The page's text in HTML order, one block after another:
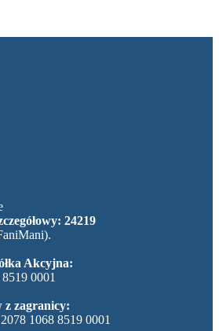
24219
Akcyjna:
0001
z zagranicy:
1068 8519 0001